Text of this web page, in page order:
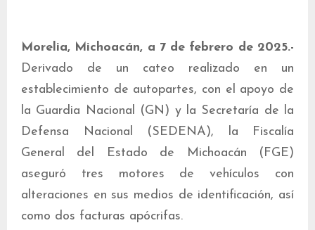
Morelia, Michoacán, a 7 de febrero de 2025.-
Derivado de un cateo realizado en un
establecimiento de autopartes, con el apoyo de
la Guardia Nacional (GN) y la Secretaría de la
Defensa Nacional (SEDENA), la Fiscalía
General del Estado de Michoacán (FGE)
aseguró tres motores de vehículos con
alteraciones en sus medios de identificación, así
como dos facturas apócrifas.